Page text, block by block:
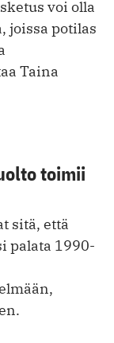
voi olla
joissa potilas
Taina
toimii
sitä, että
palata 1990-